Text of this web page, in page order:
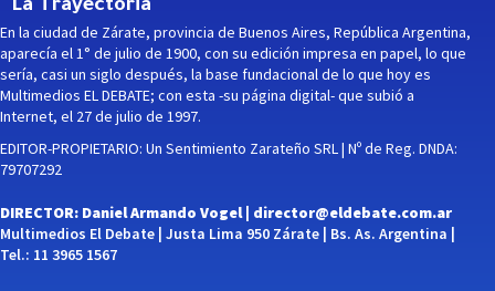
La Trayectoria
En la ciudad de Zárate, provincia de Buenos Aires, República Argentina,
aparecía el 1° de julio de 1900, con su edición impresa en papel, lo que
sería, casi un siglo después, la base fundacional de lo que hoy es
Multimedios EL DEBATE; con esta -su página digital- que subió a
Internet, el 27 de julio de 1997.
EDITOR-PROPIETARIO: Un Sentimiento Zarateño SRL | Nº de Reg. DNDA:
79707292
DIRECTOR: Daniel Armando Vogel | director@eldebate.com.ar
Multimedios El Debate | Justa Lima 950 Zárate | Bs. As. Argentina |
Tel.: 11 3965 1567